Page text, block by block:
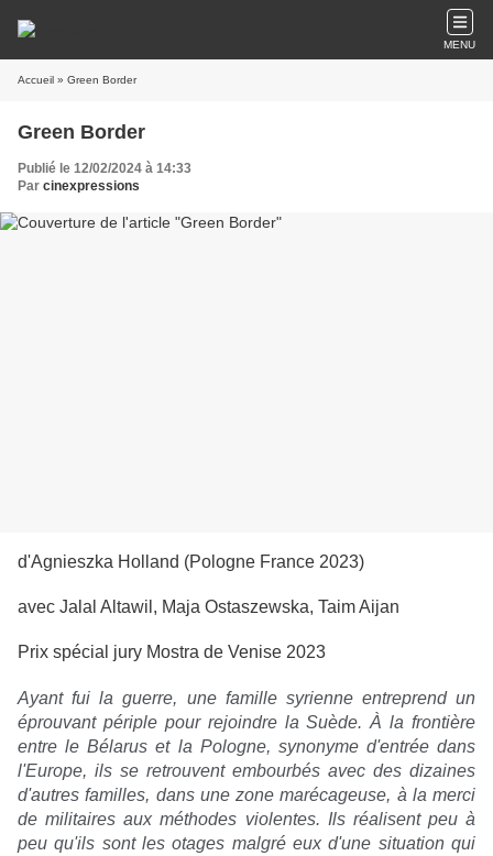
MENU
Accueil » Green Border
Green Border
Publié le 12/02/2024 à 14:33
Par cinexpressions
d'Agnieszka Holland (Pologne France 2023)
avec Jalal Altawil, Maja Ostaszewska, Taim Aijan
Prix spécial jury Mostra de Venise 2023
Ayant fui la guerre, une famille syrienne entreprend un
éprouvant périple pour rejoindre la Suède. À la frontière
entre le Bélarus et la Pologne, synonyme d'entrée dans
l'Europe, ils se retrouvent embourbés avec des dizaines
d'autres familles, dans une zone marécageuse, à la merci
de militaires aux méthodes violentes. Ils réalisent peu à
peu qu'ils sont les otages malgré eux d'une situation qui